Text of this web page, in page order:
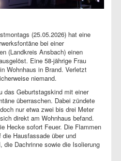
(25.05.2026) hat eine
bei einer
(Landkreis Ansbach) einen
Eine 58-jährige Frau
Wohnhaus in Brand. Verletzt
niemand.
das Geburtstagskind mit einer
überraschen. Dabei zündete
nur etwa zwei bis drei Meter
direkt am Wohnhaus befand.
Hecke sofort Feuer. Die Flammen
Hausfassade über und
die Dachrinne sowie die Isolierung